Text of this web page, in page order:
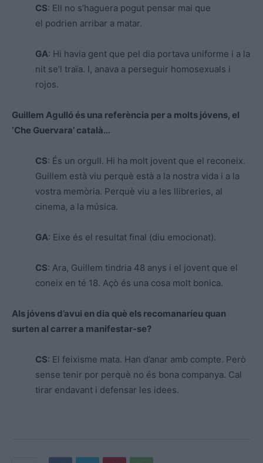
CS: Ell no s’haguera pogut pensar mai que
el podrien arribar a matar.
GA: Hi havia gent que pel dia portava uniforme i a la
nit se’l traïa. I, anava a perseguir homosexuals i
rojos.
Guillem Agulló és una referència per a molts jóvens, el
‘Che Guervara’ català…
CS: És un orgull. Hi ha molt jovent que el reconeix.
Guillem està viu perquè està a la nostra vida i a la
vostra memòria. Perquè viu a les llibreries, al
cinema, a la música.
GA: Eixe és el resultat final (diu emocionat).
CS: Ara, Guillem tindria 48 anys i el jovent que el
coneix en té 18. Açò és una cosa molt bonica.
Als jóvens d’avui en dia què els recomanaríeu quan
surten al carrer a manifestar-se?
CS: El feixisme mata. Han d’anar amb compte. Però
sense tenir por perquè no és bona companya. Cal
tirar endavant i defensar les idees.